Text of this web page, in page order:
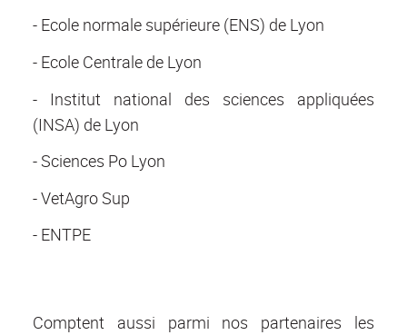
- Ecole normale supérieure (ENS) de Lyon
- Ecole Centrale de Lyon
- Institut national des sciences appliquées
(INSA) de Lyon
- Sciences Po Lyon
- VetAgro Sup
- ENTPE
Comptent aussi parmi nos partenaires les